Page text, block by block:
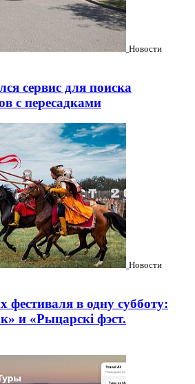
Новости
сервис для поиска
с пересадками
Новости
фестиваля в одну субботу:
и «Рыцарскі фэст.